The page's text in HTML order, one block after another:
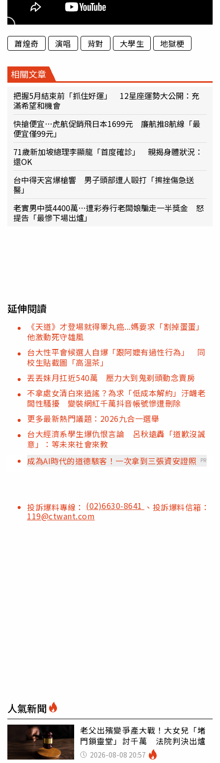
蕭煌奇 演唱 背對 大學生 地獄梗
相關文章
把握5月結束前「抓住好運」 12星座運勢大公開：充
滿希望和機會
快搶便宜…虎航促銷飛日本1699元 廉航推8航線「最
便宜僅99元」
71歲新加坡總理李顯龍「首度確診」 親揭身體狀況：
還OK
台中得天宮爆槍響 男子頭部遭人毆打「擦挫傷急送
醫」
老實男中獎4400萬…遭彩券行老闆娘騙走一半獎金 怒
提告「最慘下場出爐」
延伸閱讀
《天道》才登場就得睪丸癌...媽要求「割掉蛋蛋」
他激動死守雄風
台大性平會候選人自爆「跟阿嬤有過性行為」 同
校生貼截圖「高溫茶」
丟丟妹月扛近540萬 壓力大到鬼剃頭動念賣房
不拿處女清白來造謠？為求「低成本解約」汙衊老
闆性騷擾 變裝網紅千萬抖音帳號慘遭刪除
更多最新熱門議題：2026九合一選舉
台大經濟系學生爆仇恨言論 呂秋遠轟「道歉沒誠
意」：等未來社會來教
成為AI時代的道德駭客！一次拿到三張資安證照
PR
投訴爆料專線： (02)6630-8641 、投訴爆料信箱：
119@ctwant.com
人氣新聞
老父出殯變爭產大戰！大女兒「堵
門鎖靈堂」討千萬 法院判決出爐
2026-08-08 20:57